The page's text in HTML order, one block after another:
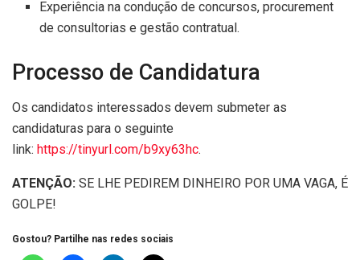
Experiência na condução de concursos, procurement
de consultorias e gestão contratual.
Processo de Candidatura
Os candidatos interessados devem submeter as
candidaturas para o seguinte
link: https://tinyurl.com/b9xy63hc.
ATENÇÃO: SE LHE PEDIREM DINHEIRO POR UMA VAGA, É
GOLPE!
Gostou? Partilhe nas redes sociais